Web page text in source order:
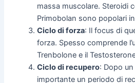
massa muscolare. Steroidi
Primobolan sono popolari
Ciclo di forza: Il focus di
forza. Spesso comprende
Trenbolone e il
Ciclo di recupero: Dopo
importante un periodo di